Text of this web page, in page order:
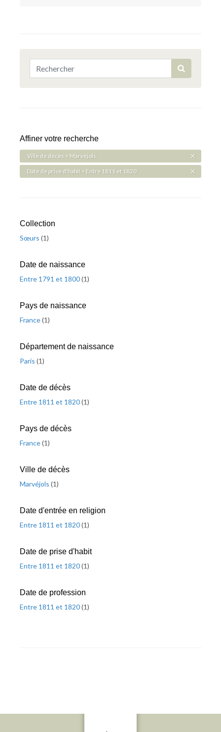
Affiner votre recherche
Ville de décès > Marvéjols
Date de prise d'habit > Entre 1811 et 1820
Collection
Sœurs (1)
Date de naissance
Entre 1791 et 1800(1)
Pays de naissance
France(1)
Département de naissance
Paris (1)
Date de décès
Entre 1811 et 1820(1)
Pays de décès
France(1)
Ville de décès
Marvéjols (1)
Date d'entrée en religion
Entre 1811 et 1820(1)
Date de prise d'habit
Entre 1811 et 1820(1)
Date de profession
Entre 1811 et 1820(1)